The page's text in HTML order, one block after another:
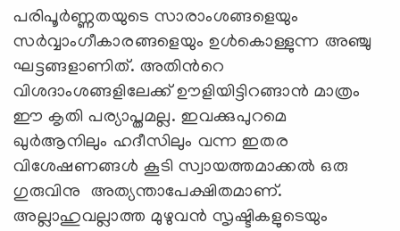
പരിപൂര്‍ണ്ണതയുടെ സാരാംശങ്ങളെയും
സര്‍വ്വാംഗീകാരങ്ങളെയും ഉള്‍കൊള്ളുന്ന അഞ്ചു
ഘട്ടങ്ങളാണിത്. അതിന്‍റെ
വിശദാംശങ്ങളിലേക്ക് ഊളിയിട്ടിറങ്ങാന്‍ മാത്രം
ഈ കൃതി പര്യാപ്തമല്ല. ഇവക്കുപുറമെ
ഖുര്‍ആനിലും ഹദീസിലും വന്ന ഇതര
വിശേഷണങ്ങള്‍ കൂടി സ്വായത്തമാക്കല്‍ ഒരു
ഗുരുവിനു അത്യന്താപേക്ഷിതമാണ്.
അല്ലാഹുവല്ലാത്ത മുഴുവന്‍ സൃഷ്ടികളുടെയും